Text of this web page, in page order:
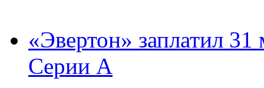
«Эвертон» заплатил
Серии А